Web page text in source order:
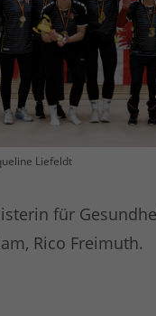
Liefeldt
für
Rico Freimuth.